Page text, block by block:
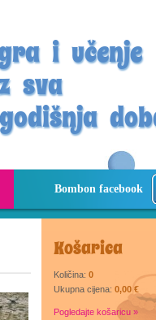
i učenje
sva
godišnja
Bombon facebook
Košarica
Količina: 0
Ukupna cijena: 0,00 €
Pogledajte košaricu »